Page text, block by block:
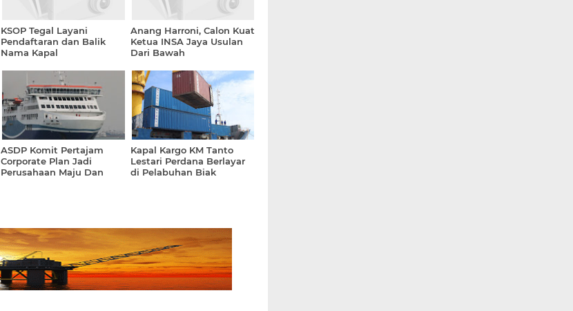
KSOP Tegal Layani
Pendaftaran dan Balik
Nama Kapal
Anang Harroni, Calon Kuat
Ketua INSA Jaya Usulan
Dari Bawah
ASDP Komit Pertajam
Corporate Plan Jadi
Perusahaan Maju Dan
Kapal Kargo KM Tanto
Lestari Perdana Berlayar
di Pelabuhan Biak